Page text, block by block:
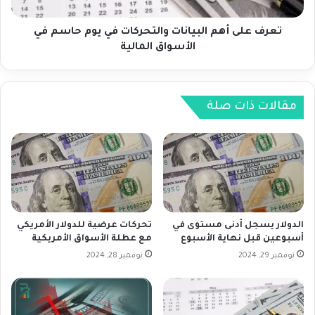
ع
ج
ع
س
ه
إ
ن
ف
ي
د
ب
ع
أ
ه
ن
ا
ت
و
ل
ت
ح
ك
ت
ف
ي
تعرف على أهم البيانات والتحركات في يوم حاسم في
الأسواق المالية
مقالات ذات صلة
الدولار يسجل أدنى مستوى في
أسبوعين قبل نهاية الأسبوع
نوفمبر 29, 2024
تحركات عرضية للدولار الأمريكي
مع عطلة الأسواق الأمريكية
نوفمبر 28, 2024